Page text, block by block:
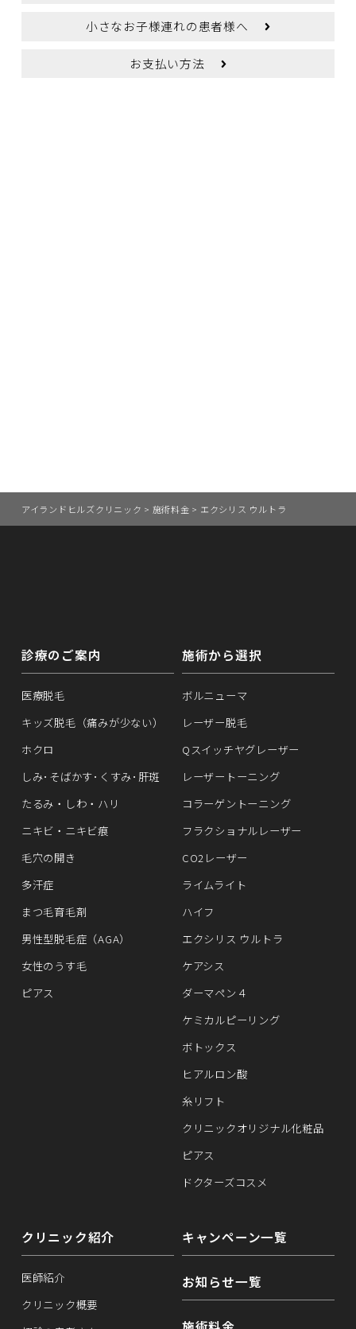
小さなお子様連れの患者様へ
お支払い方法
アイランドヒルズクリニック > 施術料金 > エクシリス ウルトラ
診療のご案内
医療脱毛
キッズ脱毛（痛みが少ない）
ホクロ
しみ･そばかす･くすみ･肝斑
たるみ・しわ・ハリ
ニキビ・ニキビ痕
毛穴の開き
多汗症
まつ毛育毛剤
男性型脱毛症（AGA）
女性のうす毛
ピアス
施術から選択
ボルニューマ
レーザー脱毛
Qスイッチヤグレーザー
レーザートーニング
コラーゲントーニング
フラクショナルレーザー
CO2レーザー
ライムライト
ハイフ
エクシリス ウルトラ
ケアシス
ダーマペン４
ケミカルピーリング
ボトックス
ヒアルロン酸
糸リフト
クリニックオリジナル化粧品
ピアス
ドクターズコスメ
クリニック紹介
医師紹介
クリニック概要
キャンペーン一覧
お知らせ一覧